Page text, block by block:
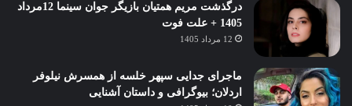
درگذشت مریم همتیان بازیگر جوان سینما 12مرداد
1405 + علت فوت
12 مرداد 1405
ماجرای جدایی سپهر خلسه از همسرش نیلوفر
اردلان؛ بیوگرافی و داستان آشنایی